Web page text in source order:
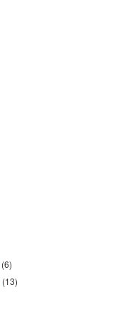
(6)
(13)